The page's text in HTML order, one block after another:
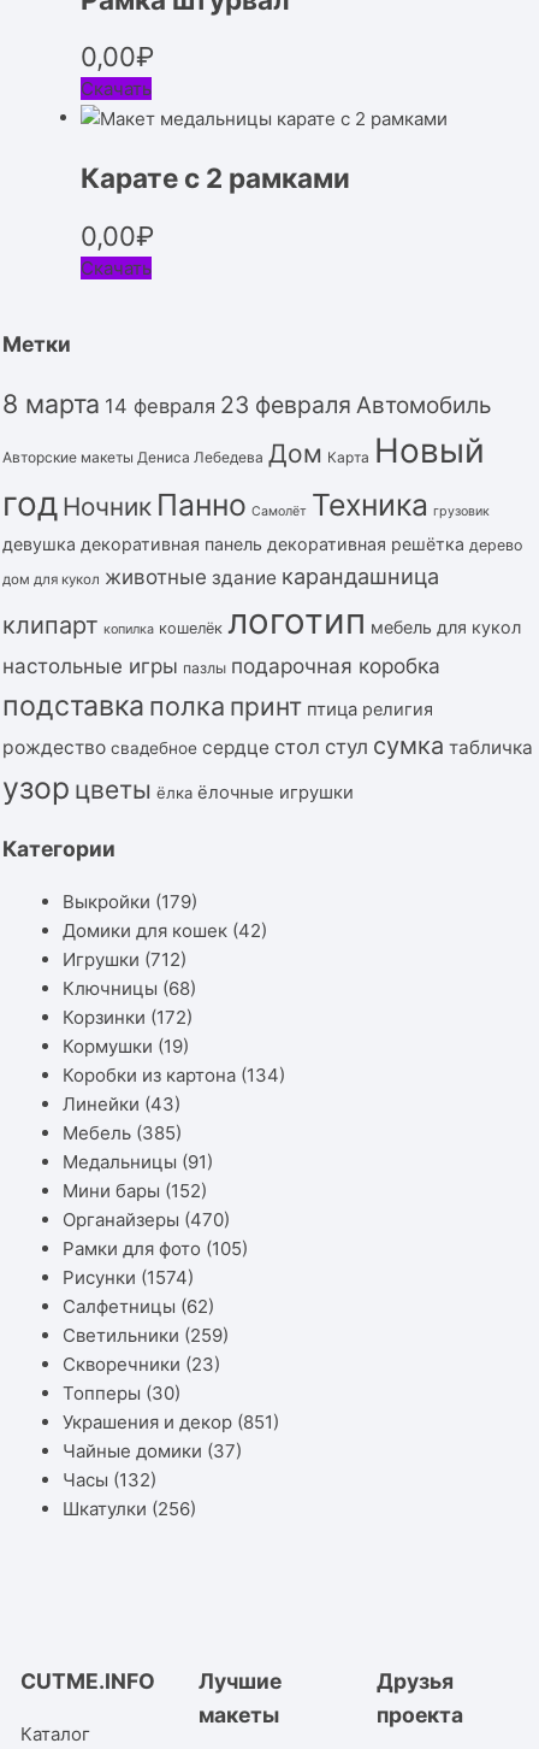
0,00₽
Скачать
Карате с 2 рамками
0,00₽
Скачать
Метки
8 марта 14 февраля 23 февраля Автомобиль
Авторские макеты Дениса Лебедева Дом Карта Новый
год Ночник Панно Самолёт Техника грузовик
девушка декоративная панель декоративная решётка дерево
дом для кукол животные здание карандашница
клипарт копилка кошелёк логотип мебель для кукол
настольные игры пазлы подарочная коробка
подставка полка принт птица религия
рождество свадебное сердце стол стул сумка табличка
узор цветы ёлка ёлочные игрушки
Категории
Выкройки (179)
Домики для кошек (42)
Игрушки (712)
Ключницы (68)
Корзинки (172)
Кормушки (19)
Коробки из картона (134)
Линейки (43)
Мебель (385)
Медальницы (91)
Мини бары (152)
Органайзеры (470)
Рамки для фото (105)
Рисунки (1574)
Салфетницы (62)
Светильники (259)
Скворечники (23)
Топперы (30)
Украшения и декор (851)
Чайные домики (37)
Часы (132)
Шкатулки (256)
CUTME.INFO
Каталог
Лучшие
макеты
Друзья
проекта